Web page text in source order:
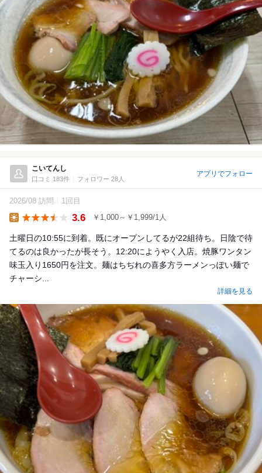
こいてんし
口コミ 183件 フォロワー 28人
アプリでフォロー
2026/08 訪問 1回目
3.6 ￥1,000～￥1,999/1人
土曜日の10:55に到着。既にオープンしてるが22組待ち。日陰で待
てるのは良かったが長そう。12:20にようやく入店。焼豚ワンタン
味玉入り1650円を注文。麺はちぢれの喜多方ラーメンっぽい麺で
チャーシ...
詳細を見る